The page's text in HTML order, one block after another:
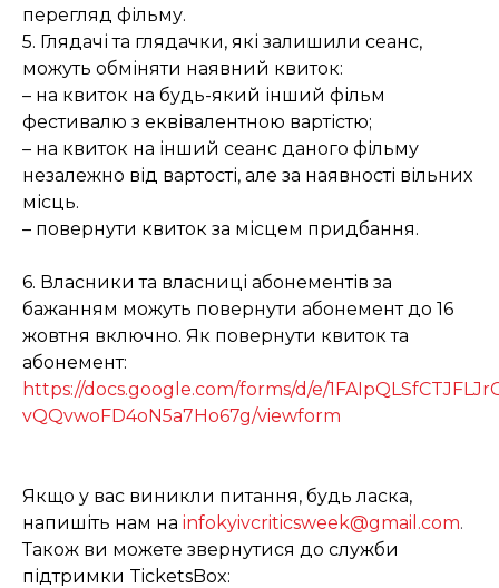
перегляд фільму.
5. Глядачі та глядачки, які залишили сеанс,
можуть обміняти наявний квиток:
– на квиток на будь-який інший фільм
фестивалю з еквівалентною вартістю;
– на квиток на інший сеанс даного фільму
незалежно від вартості, але за наявності вільних
місць.
– повернути квиток за місцем придбання.
6. Власники та власниці абонементів за
бажанням можуть повернути абонемент до 16
жовтня включно. Як повернути квиток та
абонемент:
https://docs.google.com/forms/d/e/
vQQvwoFD4oN5a7Ho67g/viewform
Якщо у вас виникли питання, будь ласка,
напишіть нам на infokyivcriticsweek@gmail.com.
Також ви можете звернутися до служби
підтримки TicketsBox: